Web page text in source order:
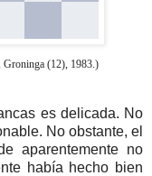
(12), 1983.)
es delicada. No
No obstante, el
aparentemente no
había hecho bien